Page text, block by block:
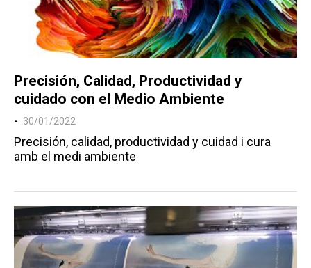
Precisión, Calidad, Productividad y
cuidado con el Medio Ambiente
30/01/2022
Precisión, calidad, productividad y cuidad i cura
amb el medi ambiente